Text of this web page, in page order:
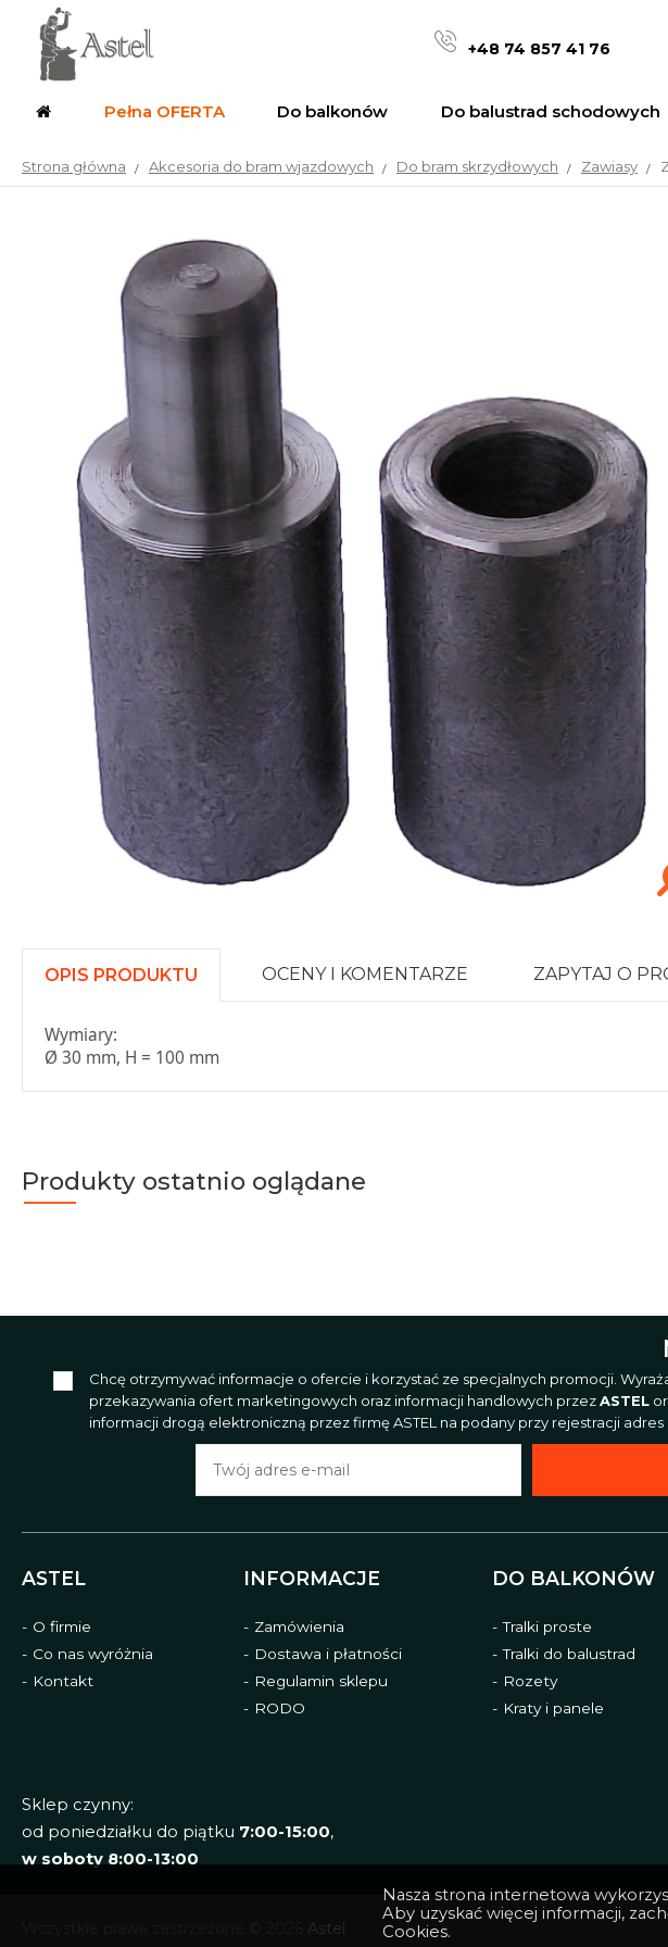
+48 74 857 41 76
Pełna OFERTA Do balkonów Do balustrad schodowych
Strona główna Akcesoria do bram wjazdowych Do bram skrzydłowych Zawiasy
OPIS PRODUKTU OCENY I KOMENTARZE ZAPYTAJ O
Wymiary:
Ø 30 mm, H = 100 mm
Produkty ostatnio oglądane
ASTEL
O firmie
Co nas wyróżnia
Kontakt
INFORMACJE
Zamówienia
Dostawa i płatności
Regulamin sklepu
RODO
DO BALKONÓW
Tralki proste
Tralki do balustrad
Rozety
Kraty i panele
Sklep czynny:
od poniedziałku do piątku 7:00-15:00,
w soboty 8:00-13:00
Chcę otrzymywać informacje o ofercie i korzystać ze specjalnych promocji.
przekazywania ofert marketingowych oraz informacji handlowych przezASTEL
informacji drogą elektroniczną przez firmę ASTEL na podany przy rejestracji adres
Astel
Nasza strona internetowa
Aby uzyskać więcej informacji,
Cookies.